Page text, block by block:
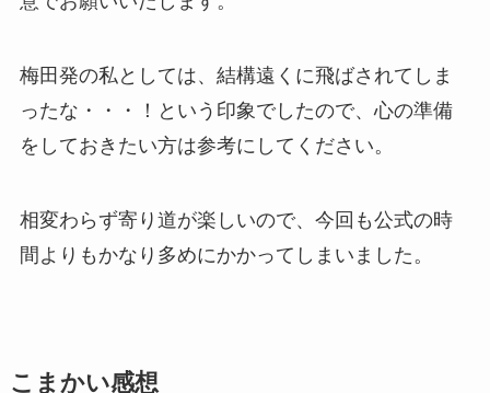
梅田発の私としては、結構遠くに飛ばされてしま
ったな・・・！という印象でしたので、心の準備
をしておきたい方は参考にしてください。
相変わらず寄り道が楽しいので、今回も公式の時
間よりもかなり多めにかかってしまいました。
こまかい感想